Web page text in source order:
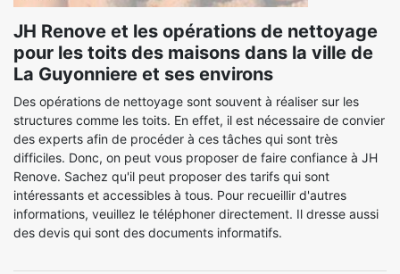
JH Renove et les opérations de nettoyage
pour les toits des maisons dans la ville de
La Guyonniere et ses environs
Des opérations de nettoyage sont souvent à réaliser sur les
structures comme les toits. En effet, il est nécessaire de convier
des experts afin de procéder à ces tâches qui sont très
difficiles. Donc, on peut vous proposer de faire confiance à JH
Renove. Sachez qu'il peut proposer des tarifs qui sont
intéressants et accessibles à tous. Pour recueillir d'autres
informations, veuillez le téléphoner directement. Il dresse aussi
des devis qui sont des documents informatifs.